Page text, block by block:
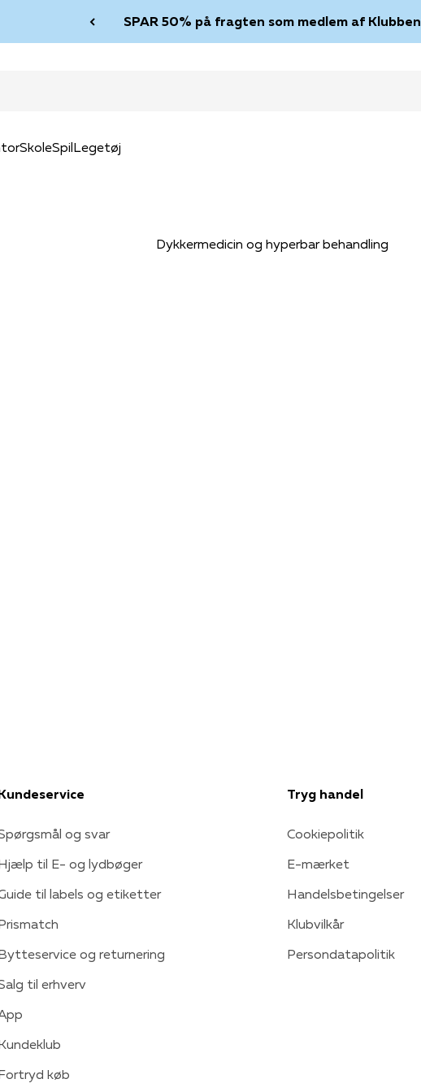
SPAR 50% på fragten som medlem af Klubben
SkoleSpilLegetøj
Dykkermedicin og hyperbar behandling
og svar
til E- og lydbøger
til labels og etiketter
og returnering
til erhverv
køb
Tryg handel
Cookiepolitik
E-mærket
Handelsbetingelser
Klubvilkår
Persondatapolitik